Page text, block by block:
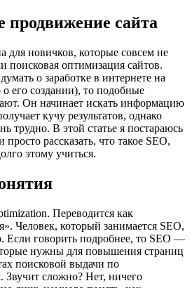
продвижение сайта
для новичков, которые совсем не
поисковая оптимизация сайтов.
о заработке в интернете на
его создании), то подобные
Он начинает искать информацию
кучу результатов, однако
трудно. В этой статье я постараюсь
рассказать, что такое SEO,
этому учиться.
Переводится как
Человек, который занимается SEO,
Если говорить подробнее, то SEO —
нужны для повышения страниц
поисковой выдачи по
Звучит сложно? Нет, ничего